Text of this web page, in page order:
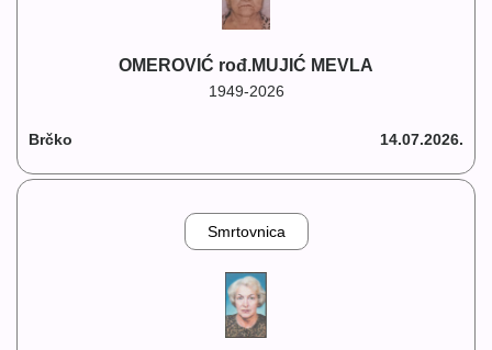
OMEROVIĆ rođ.MUJIĆ MEVLA
1949-2026
Brčko 14.07.2026.
Smrtovnica